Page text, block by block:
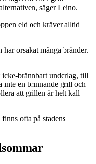
säger Leino.
eld och kräver alltid
orsakat många bränder.
icke-brännbart underlag, till
inte en brinnande grill och
att grillen är helt kall
ofta på stadens